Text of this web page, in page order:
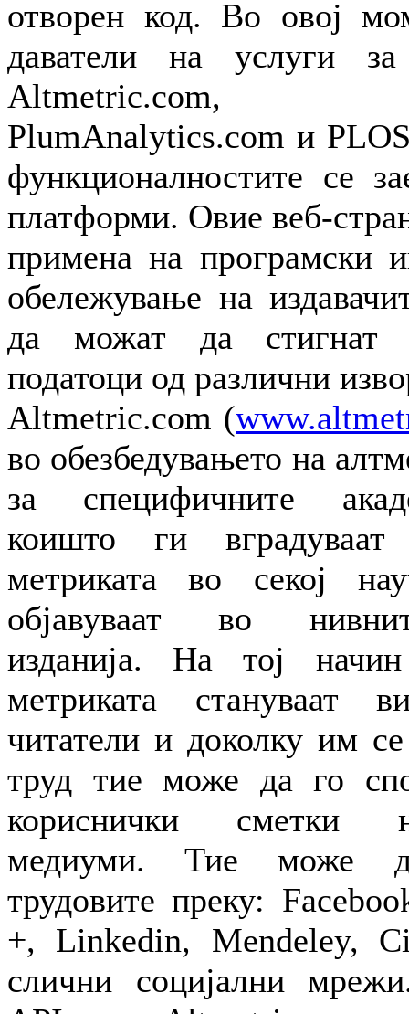
отворен код. Во овој
даватели на услуги
Altmetric.com,
PlumAnalytics.com и
функционалностите се
платформи. Овие веб-
примена на програмски
обележување на
да можат да стигнат
податоци од различни
Altmetric.com (
во обезбедувањето на
за специфичните
коишто ги вградуваат
метриката во секој
објавуваат во
изданија. На тој
метриката стануваат
читатели и доколку им
труд тие може да го
кориснички сметки
медиуми. Тие може
трудовите преку:
+, Linkedin, Mendeley,
слични социјални